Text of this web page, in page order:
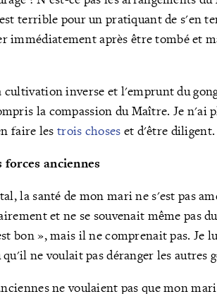
terrible pour un pratiquant de s'en
immédiatement après être tombé et
cultivation inverse et l'emprunt du
la compassion du Maître. Je n'ai
faire les trois choses et d'être diligent.
anciennes
la santé de mon mari ne s'est pas
et ne se souvenait même pas
bon », mais il ne comprenait pas. Je
ne voulait pas déranger les autres
ne voulaient pas que mon